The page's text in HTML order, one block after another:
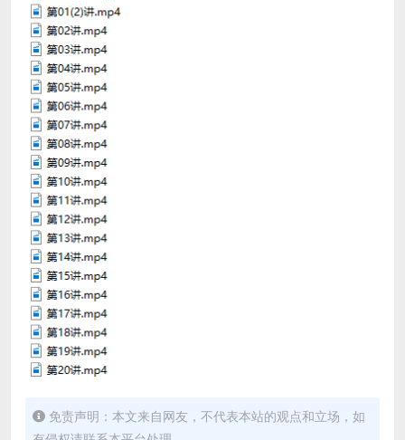
免责声明：本文来自网友，不代表本站的观点和立场，如